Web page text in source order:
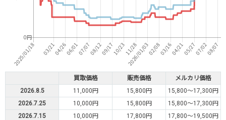
買取価格 販売価格
メルカリ価格
2026.8.5
11,000円 15,800円
15,800～17,300円
2026.7.25
10,000円 15,800円
15,800～17,300円
2026.7.15
10,000円 17,800円
17,800～19,500円